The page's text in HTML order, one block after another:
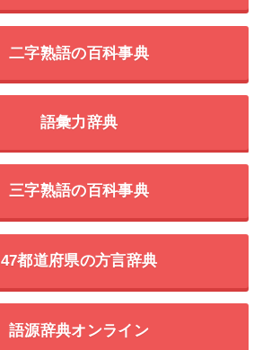
二字熟語の百科事典
語彙力辞典
三字熟語の百科事典
47都道府県の方言辞典
語源辞典オンライン